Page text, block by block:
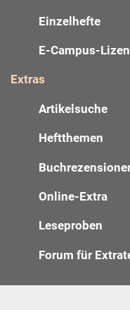
Einzelhefte
E-Campus-
Extras
Artikelsuche
Heftthemen
Online-Extra
Leseproben
Forum für